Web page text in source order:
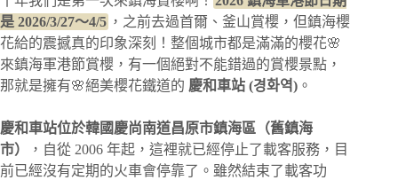
是 2026/3/27～4/5 ，之前去過首爾、釜山賞櫻，但鎮海櫻
花給的震撼真的印象深刻！整個城市都是滿滿的櫻花🌸
來鎮海軍港節賞櫻，有一個絕對不能錯過的賞櫻景點，
那就是擁有🌸絕美櫻花鐵道的 慶和車站 (경화역) 。
慶和車站位於韓國慶尚南道昌原市鎮海區（舊鎮海
市）
，自從 2006 年起，這裡就已經停止了載客服務，目
前已經沒有定期的火車會停靠了。雖然結束了載客功